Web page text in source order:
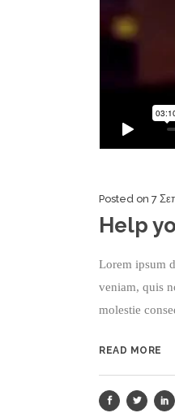
Posted on 7
Help
Lorem ipsum
veniam, quis
molestie
READ MORE